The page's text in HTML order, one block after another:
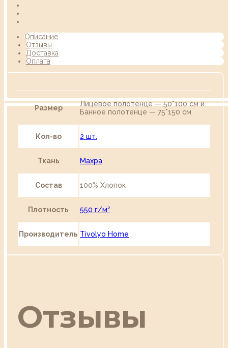
Описание
Отзывы
Доставка
Оплата
Размер
Лицевое полотенце — 50*100 см и
Банное полотенце — 75*150 см
Кол-во 2 шт.
Ткань Махра
Состав 100% Хлопок
Плотность 550 г/м²
Производитель Tivolyo Home
Отзывы